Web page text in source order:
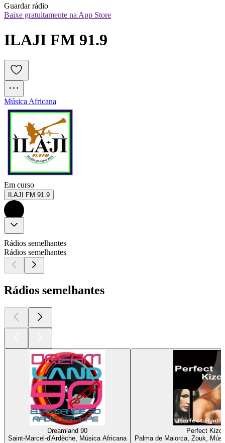
Guardar rádio
Baixe gratuitamente na App Store
ILAJI FM 91.9
Música Africana
Em curso
ILAJI FM 91.9
Rádios semelhantes
Rádios semelhantes
Rádios semelhantes
Dreamland 90
Saint-Marcel-d'Ardèche, Música Africana
Perfect
Palma de Maiorca, Zouk,